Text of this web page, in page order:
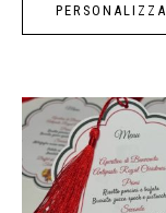
PERSONALIZZA